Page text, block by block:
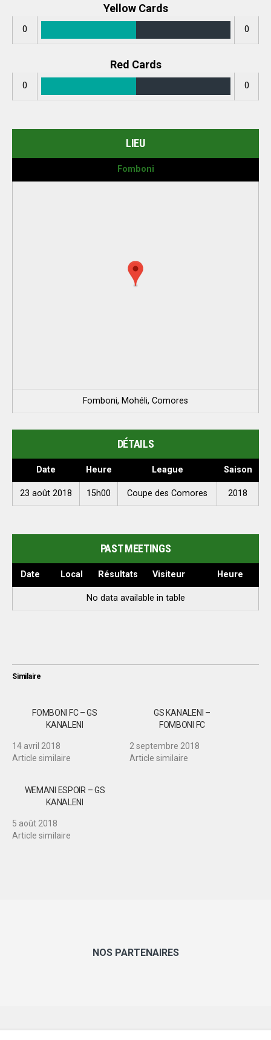
Yellow Cards
0 0
Red Cards
0 0
LIEU
Fomboni
Fomboni, Mohéli, Comores
DÉTAILS
Date Heure League Saison
23 août 2018 15h00 Coupe des Comores 2018
PAST MEETINGS
Date Local Résultats Visiteur Heure
No data available in table
Similaire
FOMBONI FC – GS
KANALENI
14 avril 2018
Article similaire
GS KANALENI –
FOMBONI FC
2 septembre 2018
Article similaire
WEMANI ESPOIR – GS
KANALENI
5 août 2018
Article similaire
NOS PARTENAIRES